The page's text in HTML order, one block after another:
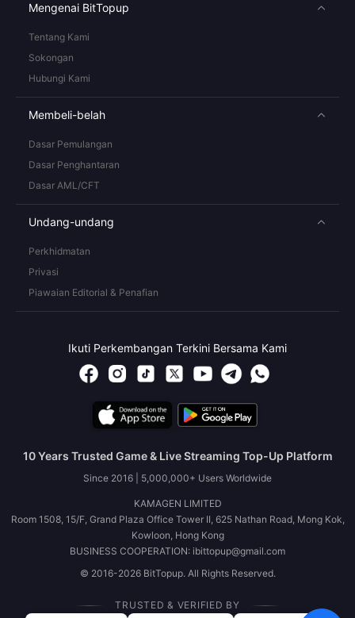
Mengenai BitTopup
Tentang Kami
Sokongan
Hubungi Kami
Membeli-belah
Dasar Pemulangan
Dasar Penghantaran
Dasar AML/CFT
Undang-undang
Perkhidmatan
Privasi
Piawaian Editorial & Penafian
Ikuti Perkembangan Terkini Bersama Kami
10 Years Trusted Game & Live Streaming Top-Up Platform
Since 2016 | 5,000,000+ Users Worldwide
KAMAGEN LIMITED
Room 1508, 15/F, Grand Plaza Office Tower II, 625 Nathan Road, Mong Kok,
Kowloon, Hong Kong
BUSINESS COOPERATION: ibittopup@gmail.com
© 2016-2026 BitTopup. All Rights Reserved.
TRUSTED & VERIFIED BY